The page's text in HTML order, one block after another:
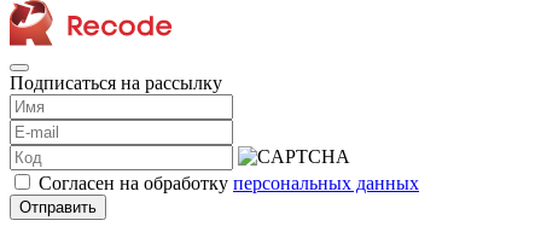
Подписаться на рассылку
Согласен на обработку персональных данных
Отправить